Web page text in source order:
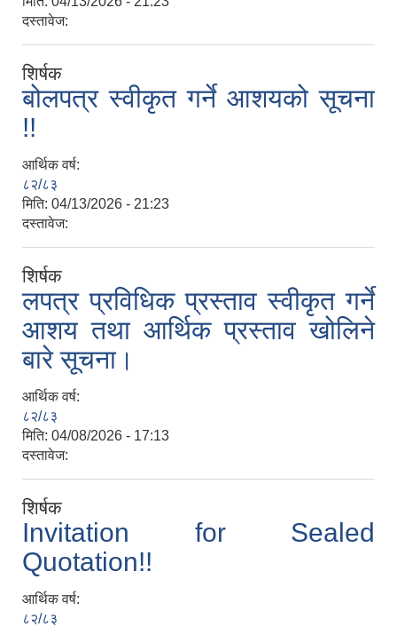
दस्तावेज:
शिर्षक
बोलपत्र स्वीकृत गर्ने आशयको सूचना
!!
आर्थिक वर्ष:
८२/८३
मिति: 04/13/2026 - 21:23
दस्तावेज:
शिर्षक
लपत्र प्रविधिक प्रस्ताव स्वीकृत गर्ने
आशय तथा आर्थिक प्रस्ताव खोलिने
बारे सूचना।
आर्थिक वर्ष:
८२/८३
मिति: 04/08/2026 - 17:13
दस्तावेज:
शिर्षक
Invitation for Sealed
Quotation!!
आर्थिक वर्ष:
८२/८३